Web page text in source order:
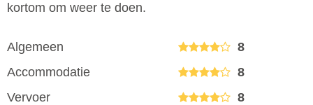
kortom om weer te doen.
Algemeen
8
Accommodatie
8
Vervoer
8